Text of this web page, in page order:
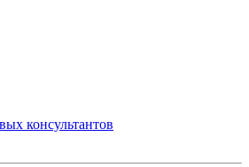
консультантов